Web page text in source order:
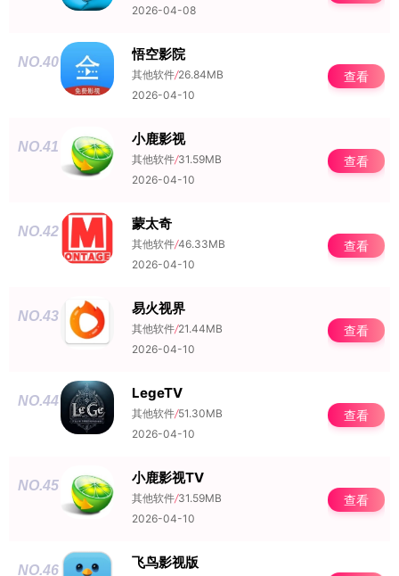
2026-04-08
NO.40 悟空影院
其他软件/26.84MB
2026-04-10
查看
NO.41 小鹿影视
其他软件/31.59MB
2026-04-10
查看
NO.42 蒙太奇
其他软件/46.33MB
2026-04-10
查看
NO.43 易火视界
其他软件/21.44MB
2026-04-10
查看
NO.44 LegeTV
其他软件/51.30MB
2026-04-10
查看
NO.45 小鹿影视TV
其他软件/31.59MB
2026-04-10
查看
NO.46 飞鸟影视版